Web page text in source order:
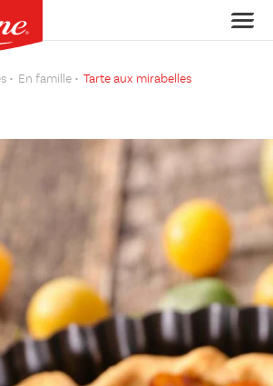
En famille Tarte aux mirabelles